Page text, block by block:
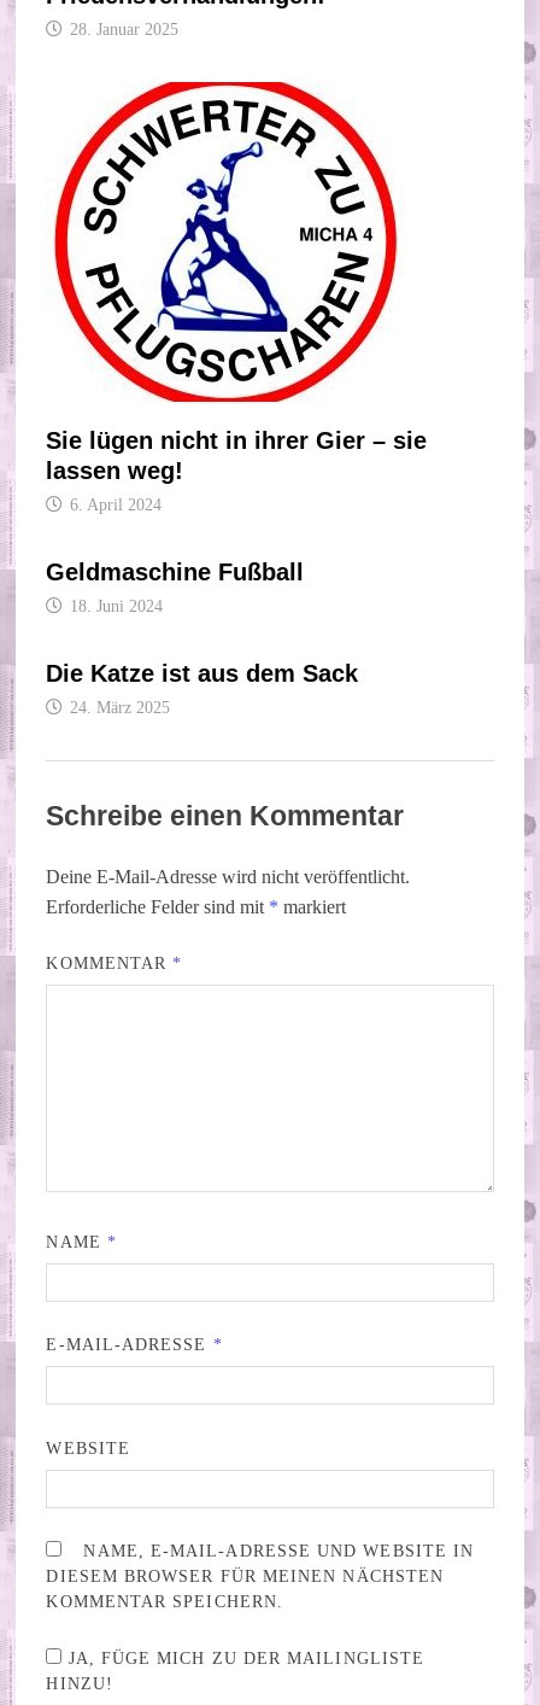
28. Januar 2025
Sie lügen nicht in ihrer Gier – sie
lassen weg!
6. April 2024
Geldmaschine Fußball
18. Juni 2024
Die Katze ist aus dem Sack
24. März 2025
Schreibe einen Kommentar
Deine E-Mail-Adresse wird nicht veröffentlicht.
Erforderliche Felder sind mit * markiert
KOMMENTAR *
NAME *
E-MAIL-ADRESSE *
WEBSITE
NAME, E-MAIL-ADRESSE UND WEBSITE IN
DIESEM BROWSER FÜR MEINEN NÄCHSTEN
KOMMENTAR SPEICHERN.
JA, FÜGE MICH ZU DER MAILINGLISTE
HINZU!